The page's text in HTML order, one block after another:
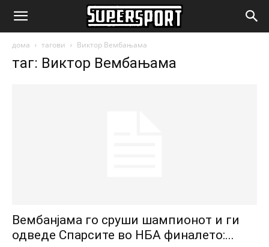
SuperSport.mk
дома тагови Виктор Вембањама
таг: Виктор Вембањама
Вембанјама го сруши шампионот и ги
одведе Спарсите во НБА финалето:...